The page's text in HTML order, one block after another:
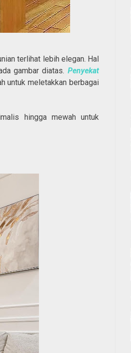
terlihat lebih elegan. Hal
gambar diatas. Penyekat
untuk meletakkan berbagai
hingga mewah untuk